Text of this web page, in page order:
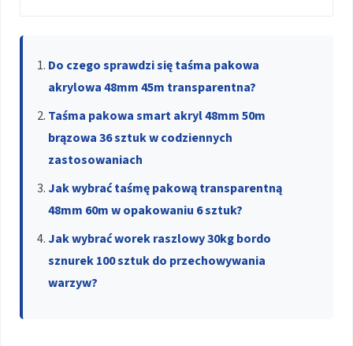
Do czego sprawdzi się taśma pakowa
akrylowa 48mm 45m transparentna?
Taśma pakowa smart akryl 48mm 50m
brązowa 36 sztuk w codziennych
zastosowaniach
Jak wybrać taśmę pakową transparentną
48mm 60m w opakowaniu 6 sztuk?
Jak wybrać worek raszlowy 30kg bordo
sznurek 100 sztuk do przechowywania
warzyw?